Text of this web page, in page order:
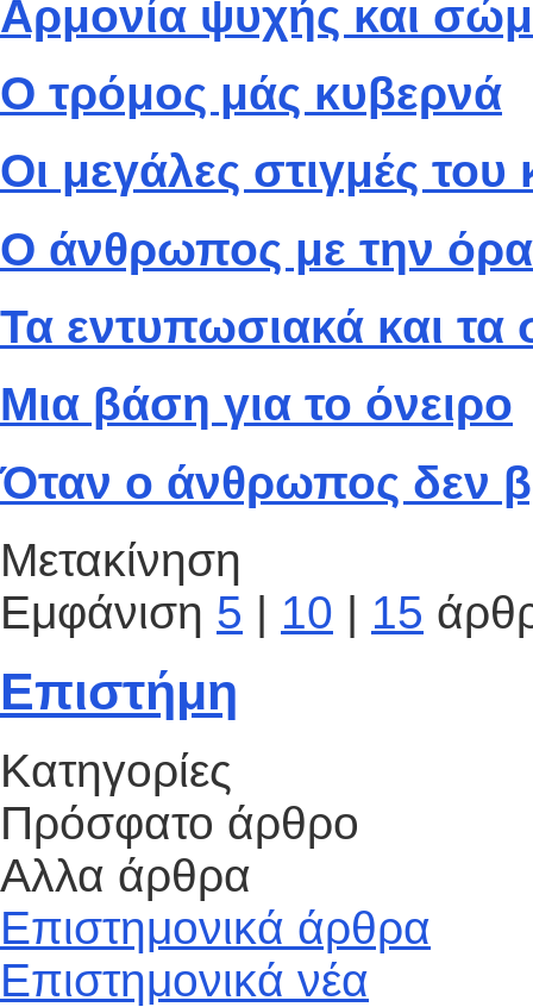
Αρμονία ψυχής και
Ο τρόμος μάς κυβερνά
Οι μεγάλες στιγμές
Ο άνθρωπος με την
Τα εντυπωσιακά και τα
Μια βάση για το όνειρο
Όταν ο άνθρωπος δεν
Μετακίνηση
Εμφάνιση 5 | 10 | 15
Επιστήμη
Κατηγορίες
Πρόσφατο άρθρο
Αλλα άρθρα
Επιστημονικά άρθρα
Επιστημονικά νέα